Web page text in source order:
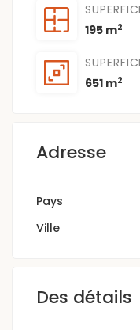
195 m2
651 m2
Adresse
Pays
Ville
Des détails